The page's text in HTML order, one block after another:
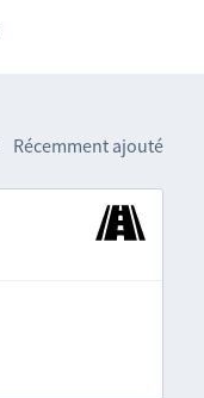
Récemment ajouté